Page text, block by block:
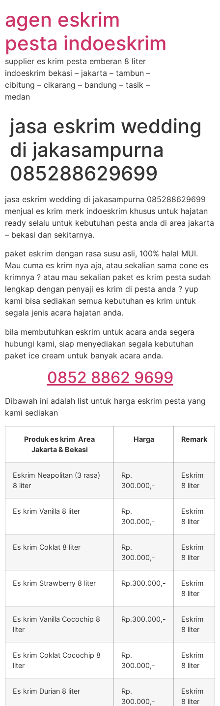
agen eskrim
pesta indoeskrim
supplier es krim pesta emberan 8 liter
indoeskrim bekasi – jakarta – tambun –
cibitung – cikarang – bandung – tasik –
medan
jasa eskrim wedding
di jakasampurna
085288629699
jasa eskrim wedding di jakasampurna 085288629699
menjual es krim merk indoeskrim khusus untuk hajatan
ready selalu untuk kebutuhan pesta anda di area jakarta
– bekasi dan sekitarnya.
paket eskrim dengan rasa susu asli, 100% halal MUI.
Mau cuma es krim nya aja, atau sekalian sama cone es
krimnya ? atau mau sekalian paket es krim pesta sudah
lengkap dengan penyaji es krim di pesta anda ? yup
kami bisa sediakan semua kebutuhan es krim untuk
segala jenis acara hajatan anda.
bila membutuhkan eskrim untuk acara anda segera
hubungi kami, siap menyediakan segala kebutuhan
paket ice cream untuk banyak acara anda.
0852 8862 9699
Dibawah ini adalah list untuk harga eskrim pesta yang
kami sediakan
Produk es krim Area
Jakarta & Bekasi
Harga Remark
Eskrim Neapolitan (3 rasa)
8 liter
Rp.
300.000,-
Eskrim
8 liter
Es krim Vanilla 8 liter
Rp.
300.000,-
Eskrim
8 liter
Es krim Coklat 8 liter
Rp.
300.000,-
Eskrim
8 liter
Es krim Strawberry 8 liter Rp.300.000,-
Eskrim
8 liter
Es krim Vanilla Cocochip 8
liter
Rp.300.000,-
Eskrim
8 liter
Es krim Coklat Cocochip 8
liter
Rp.
300.000,-
Eskrim
8 liter
Es krim Durian 8 liter
Rp.
300.000,-
Eskrim
8 liter